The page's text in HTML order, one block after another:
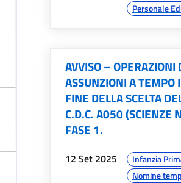
Personale
AVVISO –
ASSUNZIONI A TEMPO
FINE DELLA SCELTA
C.D.C. A050 (SCIENZE
FASE 1.
data:
12 Set 2025 argomenti:
Infanzia
Nomine